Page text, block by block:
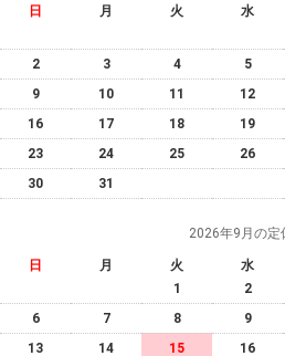
日 月 火 水
2
3 4 5
9
10 11 12
16
17 18 19
23
24 25 26
30
31
2026年9月の定
日 月 火 水
1
2
6
7 8 9
13
14 15 16